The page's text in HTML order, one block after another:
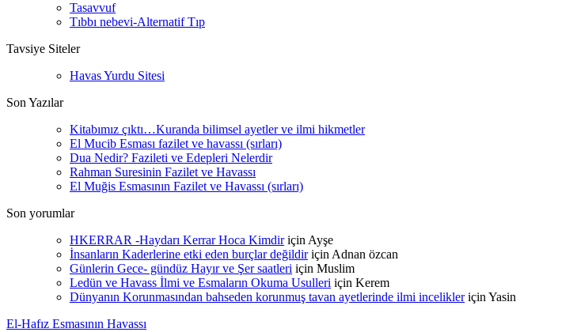
Tasavvuf
Tıbbı nebevi-Alternatif Tıp
Tavsiye Siteler
Havas Yurdu Sitesi
Son Yazılar
Kitabımız çıktı…Kuranda bilimsel ayetler ve ilmi hikmetler
El Mucib Esması fazilet ve havassı (sırları)
Dua Nedir? Fazileti ve Edepleri Nelerdir
Rahman Suresinin Fazilet ve Havassı
El Muğis Esmasının Fazilet ve Havassı (sırları)
Son yorumlar
HKERRAR -Haydarı Kerrar Hoca Kimdiriçin Ayşe
İnsanların Kaderlerine etki eden burçlar değildiriçin Adnan özcan
Günlerin Gece- gündüz Hayır ve Şer saatleri için Muslim
Ledün ve Havass İlmi ve Esmaların Okuma Usulleri için Kerem
Dünyanın Korunmasından bahseden korunmuş tavan ayetlerinde ilmi incelikleriçin Yasin
El-Hafız Esmasının Havassı